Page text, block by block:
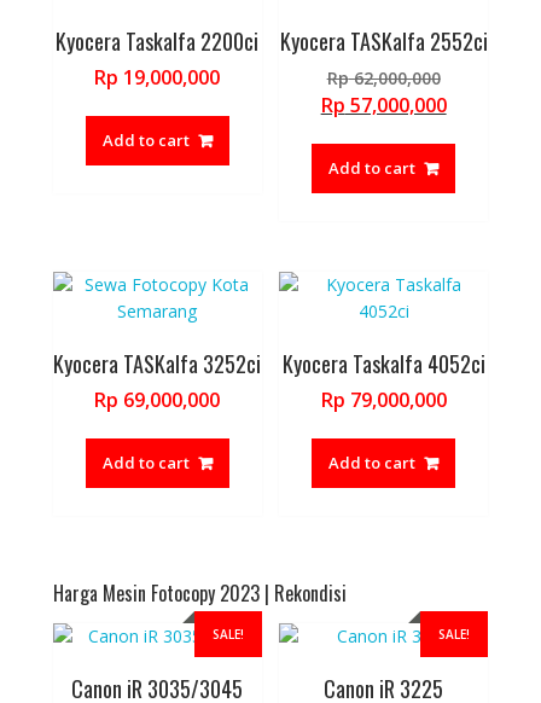
Kyocera Taskalfa 2200ci
Rp 19,000,000
Add to cart
Kyocera TASKalfa 2552ci
Rp62,000,000Original
price
Rp 57,000,000Current
Add to cart
Kyocera TASKalfa 3252ci
Rp 69,000,000
Add to cart
Kyocera Taskalfa 4052ci
Rp 79,000,000
Add to cart
Harga Mesin Fotocopy 2023 | Rekondisi
SALE!
Canon iR 3035/3045
SALE!
Canon iR 3225